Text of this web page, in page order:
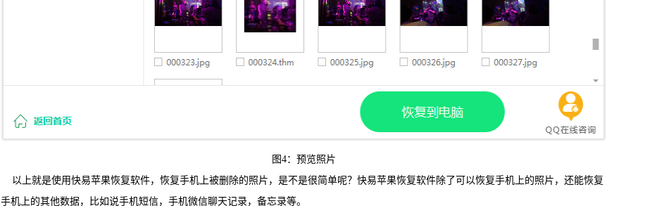
图4：预览照片
以上就是使用快易苹果恢复软件，恢复手机上被删除的照片，是不是很简单呢？快易苹果恢复软件除了可以恢复手机上的照片，还能恢复
手机上的其他数据，比如说手机短信，手机微信聊天记录，备忘录等。